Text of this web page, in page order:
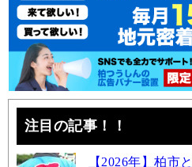
注目の記事！！
【2026年】柏市